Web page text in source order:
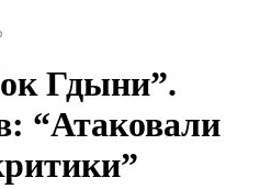
Гдыни”.
“Атаковали